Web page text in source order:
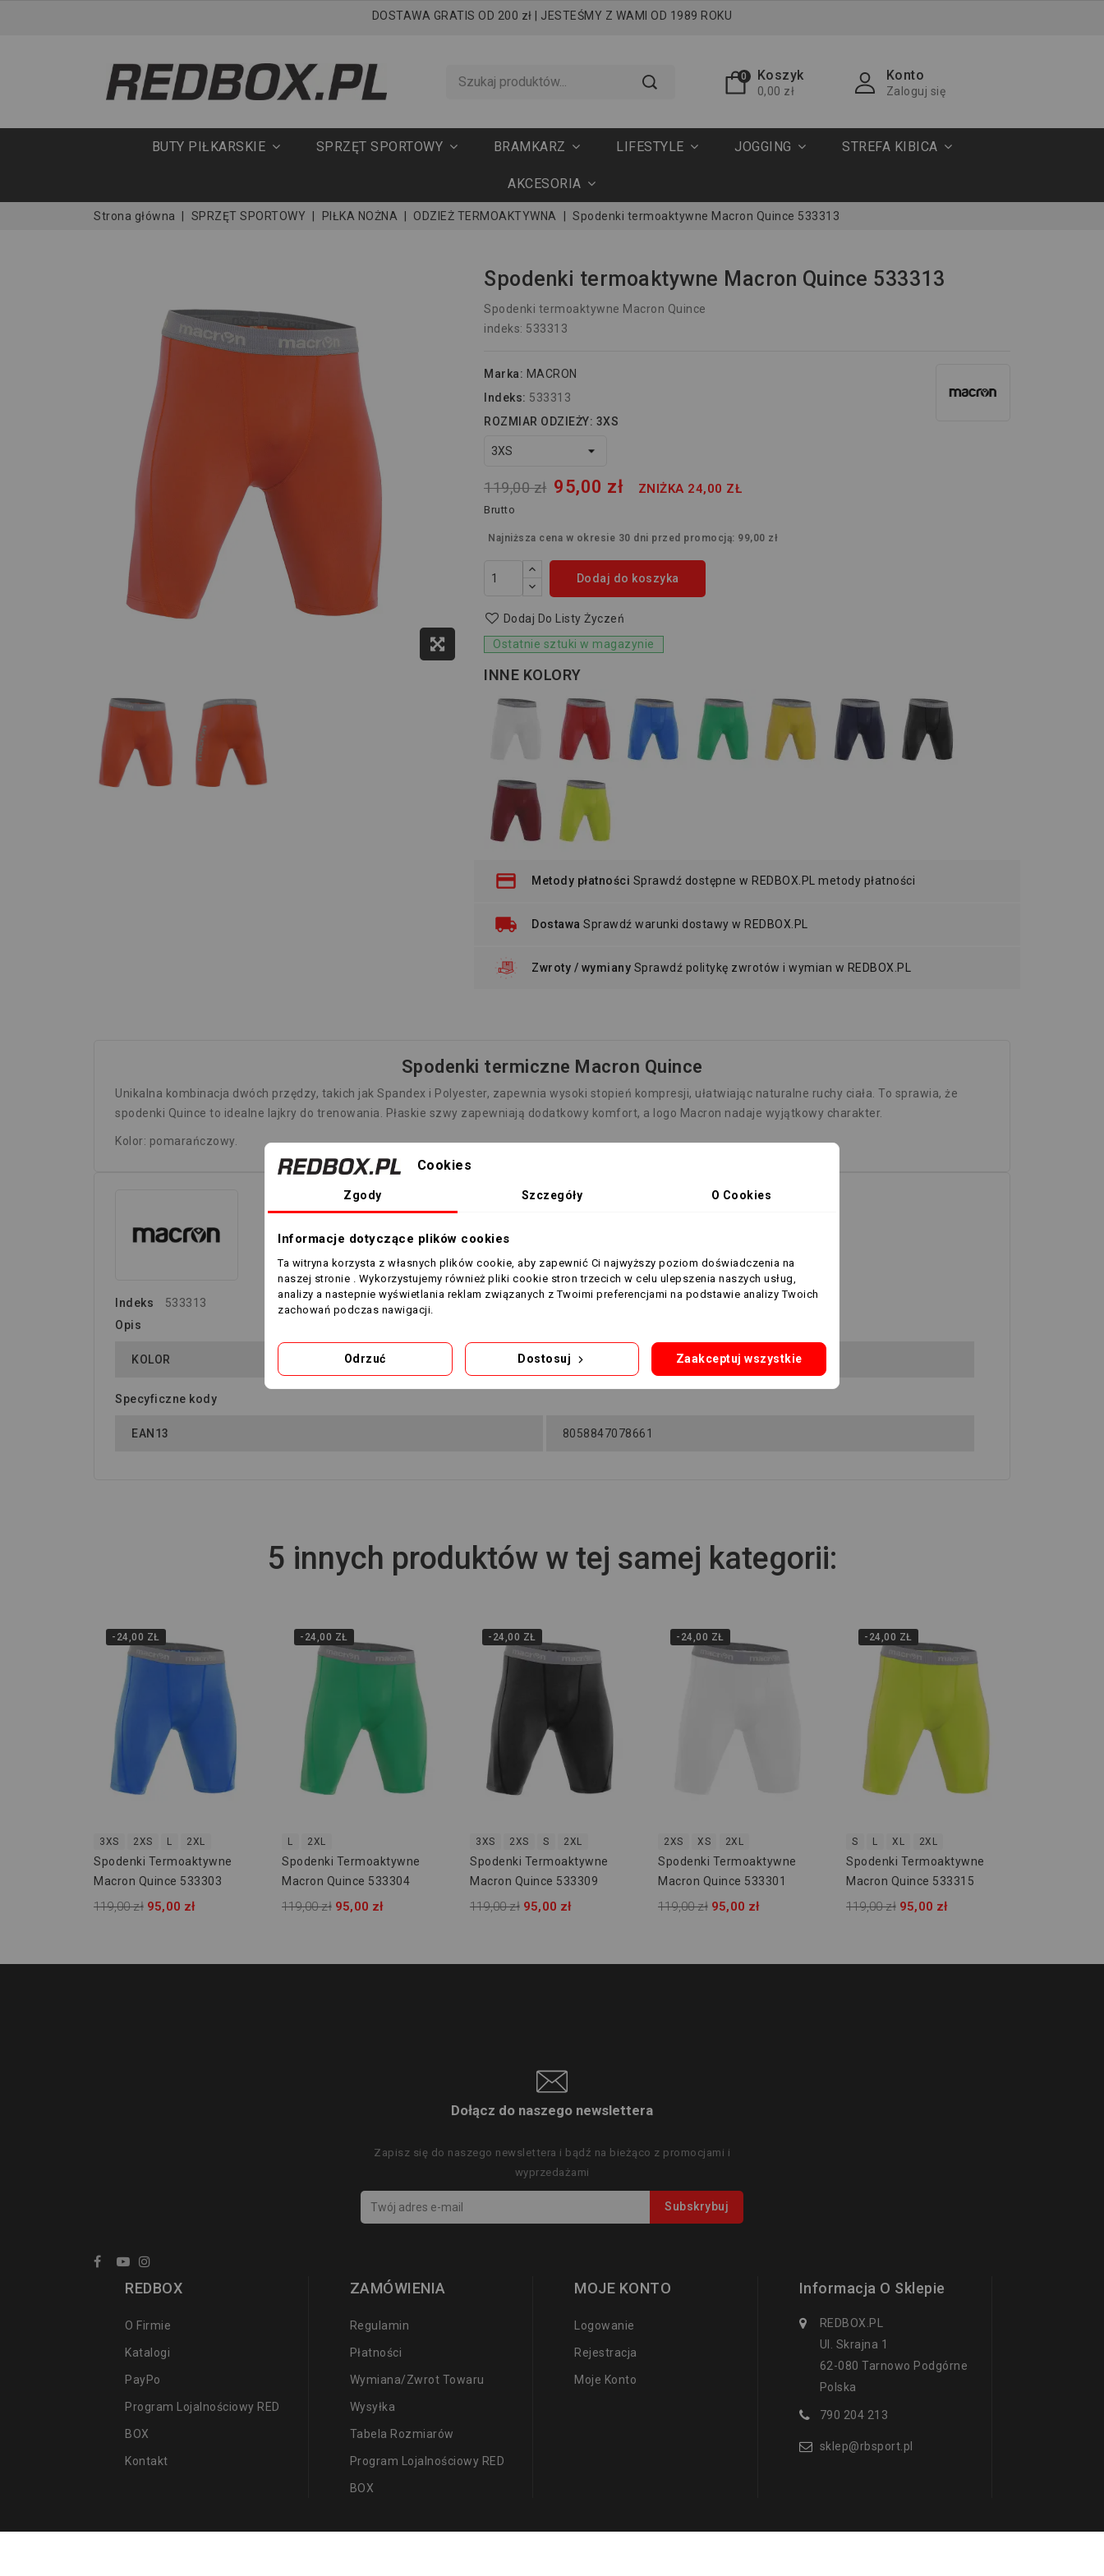
DOSTAWA GRATIS OD 200 zł | JESTEŚMY Z WAMI OD 1989 ROKU
0 Koszyk
0,00 zł
Konto
Zaloguj się
BUTY PIŁKARSKIE SPRZĘT SPORTOWY BRAMKARZ LIFESTYLE JOGGING STREFA KIBICA
AKCESORIA
Strona główna SPRZĘT SPORTOWY PIŁKA NOŻNA ODZIEŻ TERMOAKTYWNA Spodenki termoaktywne Macron Quince 533313
Spodenki termoaktywne Macron Quince 533313
Spodenki termoaktywne Macron Quince
indeks: 533313
Marka: MACRON
Indeks: 533313
ROZMIAR ODZIEŻY: 3XS
119,00 zł 95,00 zł ZNIŻKA 24,00 ZŁ
Brutto
Najniższa cena w okresie 30 dni przed promocją: 99,00 zł
Dodaj do koszyka
Dodaj Do Listy Życzeń
Ostatnie sztuki w magazynie
INNE KOLORY
Metody płatności Sprawdź dostępne w REDBOX.PL metody płatności
Dostawa Sprawdź warunki dostawy w REDBOX.PL
Zwroty / wymiany Sprawdź politykę zwrotów i wymian w REDBOX.PL
Spodenki termiczne Macron Quince
Unikalna kombinacja dwóch przędzy, takich jak Spandex i Polyester, zapewnia wysoki stopień kompresji, ułatwiając naturalne ruchy ciała. To sprawia, że
spodenki Quince to idealne lajkry do trenowania. Płaskie szwy zapewniają dodatkowy komfort, a logo Macron nadaje wyjątkowy charakter.
Kolor: pomarańczowy.
Indeks
533313
Opis
KOLOR POMARAŃCZOWY
Specyficzne kody
EAN13 8058847078661
5 innych produktów w tej samej kategorii:
-24,00 ZŁ
3XS 2XS L 2XL
Spodenki Termoaktywne
Macron Quince 533303
119,00 zł 95,00 zł
-24,00 ZŁ
L 2XL
Spodenki Termoaktywne
Macron Quince 533304
119,00 zł 95,00 zł
-24,00 ZŁ
3XS 2XS S 2XL
Spodenki Termoaktywne
Macron Quince 533309
119,00 zł 95,00 zł
-24,00 ZŁ
2XS XS 2XL
Spodenki Termoaktywne
Macron Quince 533301
119,00 zł 95,00 zł
-24,00 ZŁ
S L XL 2XL
Spodenki Termoaktywne
Macron Quince 533315
119,00 zł 95,00 zł
Dołącz do naszego newslettera
Zapisz się do naszego newslettera i bądź na bieżąco z promocjami i
wyprzedażami
REDBOX
O Firmie
Katalogi
PayPo
Program Lojalnościowy RED
BOX
Kontakt
ZAMÓWIENIA
Regulamin
Płatności
Wymiana/zwrot Towaru
Wysyłka
Tabela Rozmiarów
Program Lojalnościowy RED
BOX
MOJE KONTO
Logowanie
Rejestracja
Moje Konto
Informacja O Sklepie
REDBOX.PL
Ul. Skrajna 1
62-080 Tarnowo Podgórne
Polska
790 204 213
sklep@rbsport.pl
Cookies
Zgody Szczegóły O Cookies
Informacje dotyczące plików cookies
Ta witryna korzysta z własnych plików cookie, aby zapewnić Ci najwyższy poziom doświadczenia na
naszej stronie . Wykorzystujemy również pliki cookie stron trzecich w celu ulepszenia naszych usług,
analizy a nastepnie wyświetlania reklam związanych z Twoimi preferencjami na podstawie analizy Twoich
zachowań podczas nawigacji.
Odrzuć Dostosuj Zaakceptuj wszystkie